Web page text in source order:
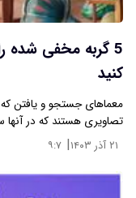
5 گربه مخفی شده
کنید
معماهای جستجو و یافتن
تصاویری هستند که در
۲۱ آذر ۱۴۰۳ | ۹:۷